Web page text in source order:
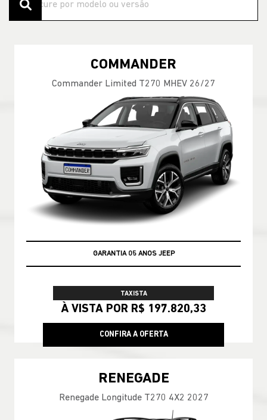
COMMANDER
Commander Limited T270 MHEV 26/27
GARANTIA 05 ANOS JEEP
TAXISTA
À VISTA POR R$ 197.820,33
CONFIRA A OFERTA
RENEGADE
Renegade Longitude T270 4X2 2027